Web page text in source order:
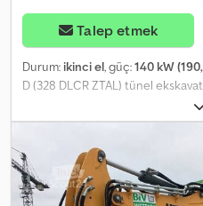
Talep etmek
Durum: ikinci el, güç:140 kW
D (328 DLCR ZTAL) tünel
karşılığında temin edilebilir,
140 kW (190 bg) • Tünel
Hızlı değiştirici sistem • Dozer
versiyonu • 11.600 saat çalışma
1,3 m³ dip kazıcı kepçe ve 1 x
m • Boş ağırlık: 43.500 kg